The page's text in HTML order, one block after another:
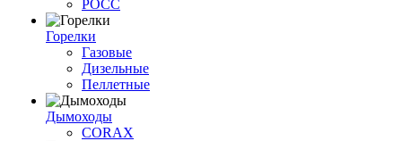
РОСС
Горелки
Газовые
Дизельные
Пеллетные
Дымоходы
CORAX